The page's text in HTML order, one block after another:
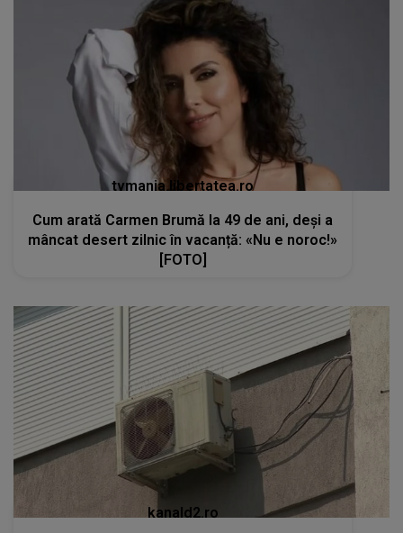
tvmania.libertatea.ro
Cum arată Carmen Brumă la 49 de ani, deși a
mâncat desert zilnic în vacanță: «Nu e noroc!»
[FOTO]
kanald2.ro